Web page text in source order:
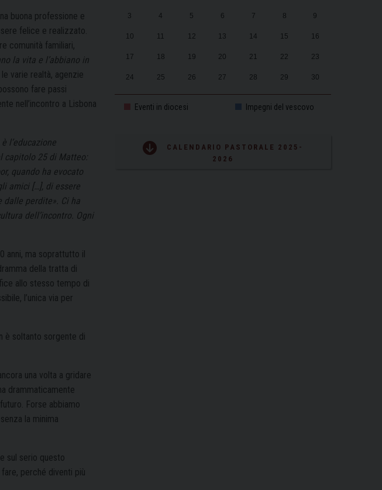
buona professione e
felice e realizzato.
comunità familiari,
la vita e l’abbiano in
varie realtà, agenzie
fare passi
nell’incontro a Lisbona
l’educazione
capitolo 25 di Matteo:
quando ha evocato
amici […], di essere
dalle perdite». Ci ha
dell’incontro. Ogni
anni, ma soprattutto il
della tratta di
allo stesso tempo di
l’unica via per
è soltanto sorgente di
una volta a gridare
drammaticamente
Forse abbiamo
senza la minima
sul serio questo
perché diventi più
3 4 5 6 7 8 9
10 11 12 13 14 15 16
17 18 19 20 21 22 23
24 25 26 27 28 29 30
31 1 2 3 4 5 6
Eventi in diocesi Impegni del vescovo
CALENDARIO PASTORALE 2025-
2026